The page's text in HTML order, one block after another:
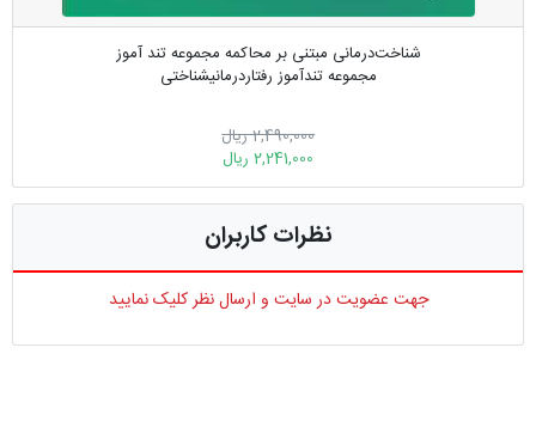
شناخت‌درمانی مبتنی بر محاکمه مجموعه تند آموز
مجموعه تندآموز رفتاردرمانیشناختی
2,490,000 ریال
2,241,000 ریال
نظرات کاربران
جهت عضویت در سایت و ارسال نظر کلیک نمایید